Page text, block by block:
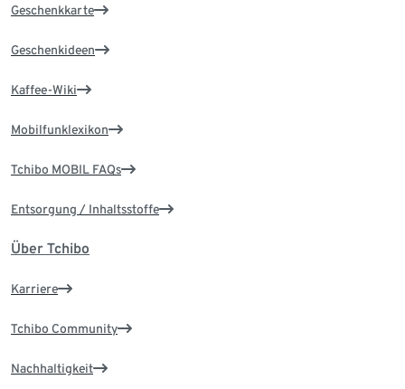
Geschenkkarte
Geschenkideen
Kaffee-Wiki
Mobilfunklexikon
Tchibo MOBIL FAQs
Entsorgung / Inhaltsstoffe
Über Tchibo
Karriere
Tchibo Community
Nachhaltigkeit